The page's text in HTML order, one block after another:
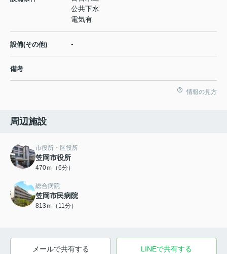
公共下水
電気有
設備(その他) -
備考
情報の見方
周辺施設
市役所・区役所
笠岡市役所
470ｍ（6分）
総合病院
笠岡市民病院
813ｍ（11分）
メールで共有する LINEで共有する